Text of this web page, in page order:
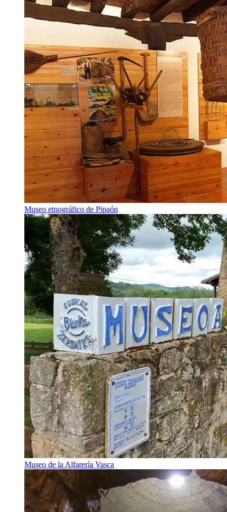
Museo etnográfico de Pipaón
Museo de la Alfarería Vasca